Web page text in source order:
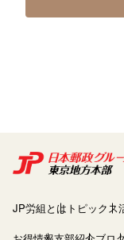
JP労組とは トピックス